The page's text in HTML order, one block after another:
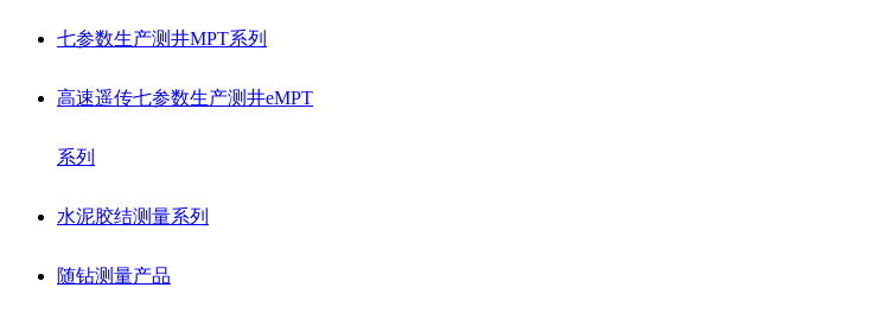
七参数生产测井MPT系列
高速遥传七参数生产测井eMPT
系列
水泥胶结测量系列
随钻测量产品